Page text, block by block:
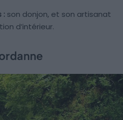
: son donjon, et son artisanat
d’intérieur.